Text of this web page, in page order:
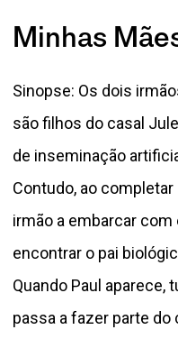
Minhas
Sinopse: Os dois
são filhos do casal
de inseminação
Contudo, ao
irmão a embarcar com
encontrar o pai
Quando Paul aparece,
passa a fazer parte do